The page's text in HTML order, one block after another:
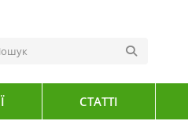
СТАТТІ